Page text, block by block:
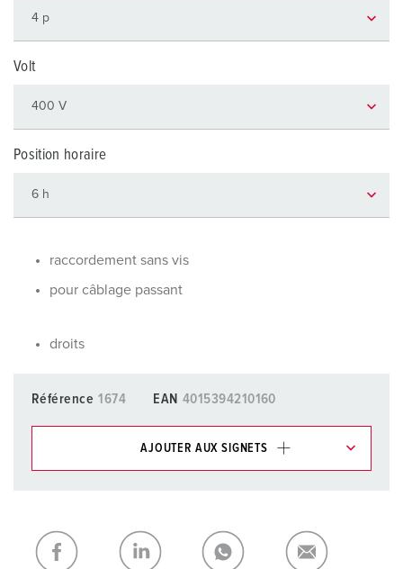
Volt
Position horaire
raccordement sans vis
pour câblage passant
droits
Référence 1674 EAN 4015394210160
AJOUTER AUX SIGNETS
Ma liste AJOUTER